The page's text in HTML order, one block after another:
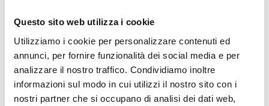
Questo sito web utilizza i cookie
Utilizziamo i cookie per personalizzare contenuti ed
annunci, per fornire funzionalità dei social media e per
analizzare il nostro traffico. Condividiamo inoltre
informazioni sul modo in cui utilizzi il nostro sito con i
nostri partner che si occupano di analisi dei dati web,
MISURE :
Larghezza: 100 cm
Profondità: 40 cm
Altezza: 194 cm